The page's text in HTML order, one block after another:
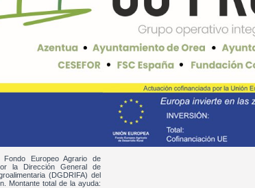
Europeo Agrario de
la Dirección General de
(DGDRIFA) del
Montante total de la ayuda: